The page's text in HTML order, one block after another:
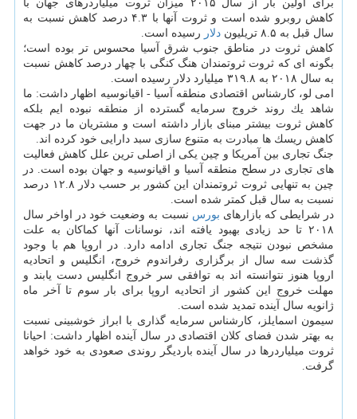
برای اولین بار از سال ۲۰۱۵ میزان ثروت میلیاردرهای جهان با
كاهش روبرو شده است و ثروت آنها با ۴.۳ درصد كاهش نسبت به
سال قبل به ۸.۵ تریلیون
دلار رسیده است.
كاهش ثروت در مناطق جنوب شرق آسیا محسوس تر بوده است؛
بگونه ای كه ثروت ثروتمندان هنگ كنگی با چهار درصد كاهش نسبت
به سال ۲۰۱۸ به ۳۱۹.۸ میلیارد دلار رسیده است.
امی لو، كارشناس اقتصادی منطقه آسیا - اقیانوسیه اظهار داشت: ما
شاهد یك روند خروج سرمایه گسترده از منطقه نبوده ایم بلكه
كاهش ثروت بیشتر مبنای بازار داشته است و مشتریان ما در جهت
كاهش ریسك ها مبادرت به متنوع سازی سبد دارایی خود كرده اند.
جنگ تجاری بین آمریكا و چین یكی از اصلی ترین علل كاهش فعالیت
های تجاری در سطح منطقه آسیا و اقیانوسیه و جهان بوده است. در
چین به تنهایی ثروت ثروتمندان این كشور بر حسب دلار ۱۲.۸ درصد
نسبت به سال قبل كمتر شده است.
در شرایطی كه بازارهای بورس نسبت به وضعیت خود در اواخر سال
۲۰۱۸ تا حد زیادی بهبود یافته اند، نوسانات آنها كماكان به علت
مشخص نبودن نتیجه جنگ تجاری ادامه دارد. در اروپا هم با وجود
گذشت سه سال از برگزاری رفراندوم خروج، انگلیس و اتحادیه
اروپا هنوز نتوانسته اند به توافقی سر خروج انگلیس دست یابند و
مهلت خروج این كشور از اتحادیه اروپا برای بار سوم تا آخر ماه
ژانویه سال آینده تمدید شده است.
سیمون اسمایلز، كارشناس سرمایه گذاری با ابراز خوشبینی نسبت
به بهتر شدن فضای كلان اقتصادی در سال آینده اظهار داشت: احیانا
ثروت میلیاردرها در سال آینده باردیگر روندی صعودی به خود خواهد
گرفت.